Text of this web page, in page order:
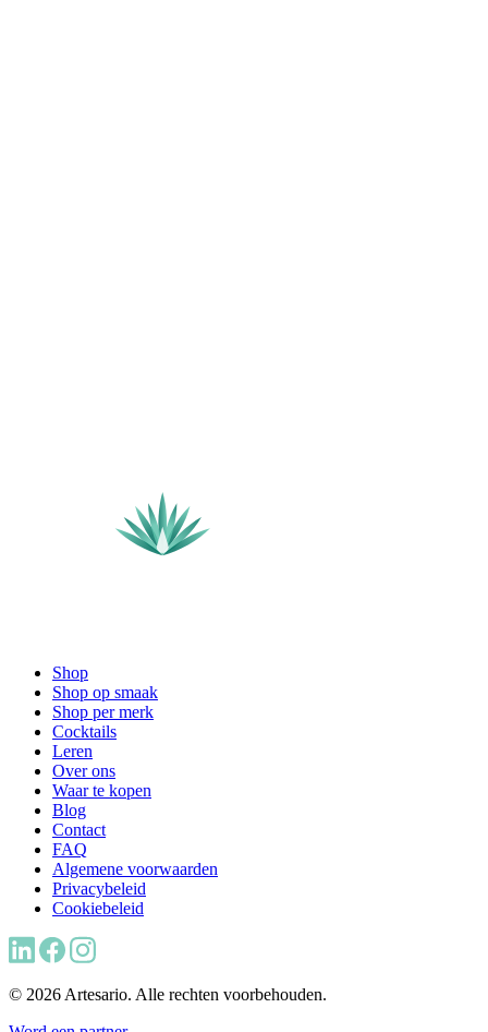
Shop
Shop op smaak
Shop per merk
Cocktails
Leren
Over ons
Waar te kopen
Blog
Contact
FAQ
Algemene voorwaarden
Privacybeleid
Cookiebeleid
© 2026 Artesario. Alle rechten voorbehouden.